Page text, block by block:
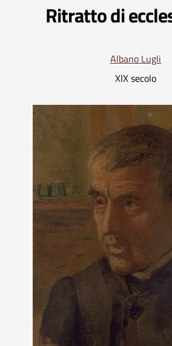
Ritratto di
Albano Lugli
XIX secolo